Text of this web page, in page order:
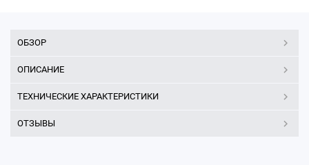
ОБЗОР
ОПИСАНИЕ
ТЕХНИЧЕСКИЕ ХАРАКТЕРИСТИКИ
ОТЗЫВЫ